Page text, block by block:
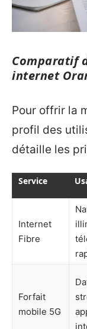
Comparatif
internet
Pour offrir la
profil des
détaille les
Service
Internet
Fibre
Forfait
mobile 5G